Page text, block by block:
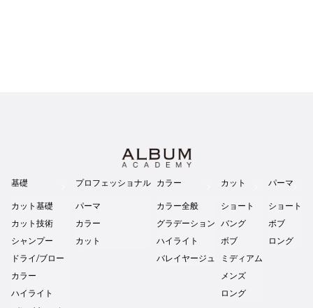
基礎
カット基礎
カット技術
シャンプー
ドライ/ブロー
カラー
ハイライト
プロフェッショナル
パーマ
カラー
カット
カラー
カラー全般
グラデーション
ハイライト
バレイヤージュ
カット
ショート
バング
ボブ
ミディアム
メンズ
ロング
パーマ
ショート
ボブ
ロング